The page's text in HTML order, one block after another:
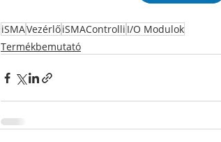
iSMAVezérlőiSMAControlli I/O Modulok
Termékbemutató